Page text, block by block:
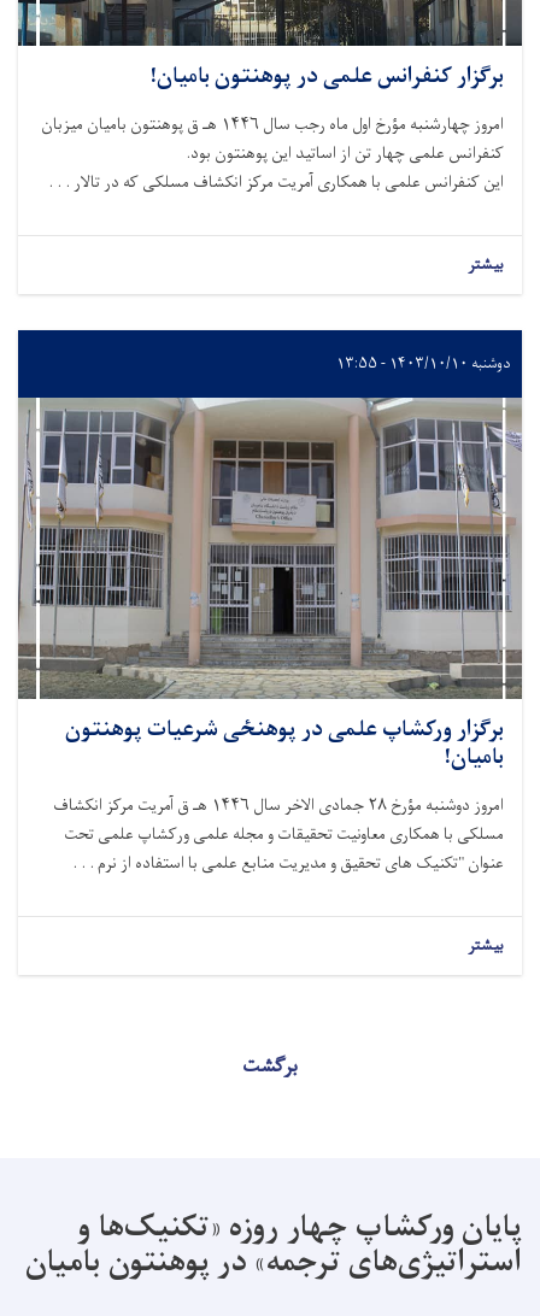
برگزار کنفرانس علمی در پوهنتون بامیان!
امروز چهارشنبه مؤرخ اول ماه رجب سال ۱۴۴۶ هـ ق پوهنتون بامیان میزبان
کنفرانس علمی چهار تن از اساتید این پوهنتون بود.
این کنفرانس علمی با همکاری آمریت مرکز انکشاف مسلکی که در تالار . . .
بیشتر
دوشنبه ۱۴۰۳/۱۰/۱۰ - ۱۳:۵۵
برگزار ورکشاپ علمی در پوهنځی شرعیات پوهنتون
بامیان!
امروز دوشنبه مؤرخ ۲۸ جمادی الاخر سال ۱۴۴۶ هـ ق آمریت مرکز انکشاف
مسلکی با همکاری معاونیت تحقیقات و مجله علمی ورکشاپ علمی تحت
عنوان "تکنیک های تحقیق و مدیریت منابع علمی با استفاده از نرم . . .
بیشتر
برگشت
پایان ورکشاپ چهار روزه «تکنیک‌ها و
استراتیژی‌های ترجمه» در پوهنتون بامیان